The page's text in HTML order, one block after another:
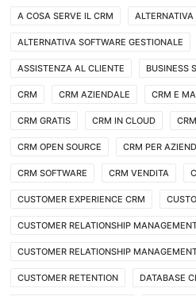
A COSA SERVE IL CRM ALTERNATIVA
ALTERNATIVA SOFTWARE GESTIONALE
ASSISTENZA AL CLIENTE BUSINESS
CRM CRM AZIENDALE CRM E
CRM GRATIS CRM IN CLOUD
CRM OPEN SOURCE CRM PER
CRM SOFTWARE CRM VENDITA
CUSTOMER EXPERIENCE CRM
CUSTOMER RELATIONSHIP
CUSTOMER RELATIONSHIP
CUSTOMER RETENTION DATABASE